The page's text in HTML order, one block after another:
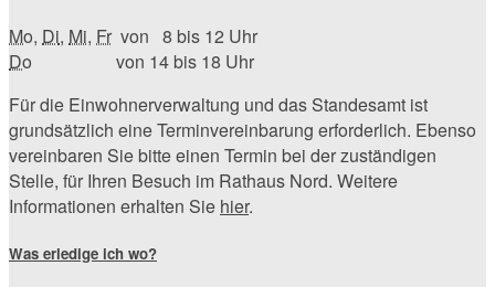
Mo, Di, Mi, Fr von 8 bis 12 Uhr
Do von 14 bis 18 Uhr
Für die Einwohnerverwaltung und das Standesamt ist
grundsätzlich eine Terminvereinbarung erforderlich. Ebenso
vereinbaren Sie bitte einen Termin bei der zuständigen
Stelle, für Ihren Besuch im Rathaus Nord. Weitere
Informationen erhalten Sie hier.
Was erledige ich wo?